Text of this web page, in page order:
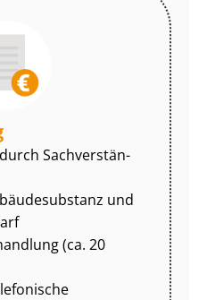
Sach­ver­stän­
und
(ca. 20